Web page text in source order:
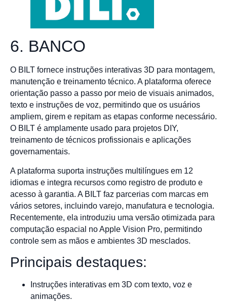
6. BANCO
O BILT fornece instruções interativas 3D para montagem,
manutenção e treinamento técnico. A plataforma oferece
orientação passo a passo por meio de visuais animados,
texto e instruções de voz, permitindo que os usuários
ampliem, girem e repitam as etapas conforme necessário.
O BILT é amplamente usado para projetos DIY,
treinamento de técnicos profissionais e aplicações
governamentais.
A plataforma suporta instruções multilíngues em 12
idiomas e integra recursos como registro de produto e
acesso à garantia. A BILT faz parcerias com marcas em
vários setores, incluindo varejo, manufatura e tecnologia.
Recentemente, ela introduziu uma versão otimizada para
computação espacial no Apple Vision Pro, permitindo
controle sem as mãos e ambientes 3D mesclados.
Principais destaques:
Instruções interativas em 3D com texto, voz e
animações.